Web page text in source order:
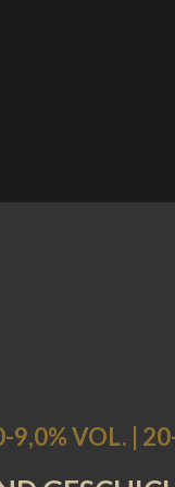
9,0% VOL. |